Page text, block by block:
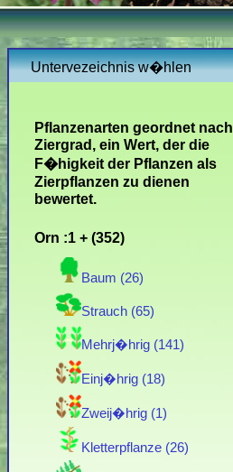
Untervezeichnis w�hlen
Pflanzenarten geordnet nach
Ziergrad, ein Wert, der die
F�higkeit der Pflanzen als
Zierpflanzen zu dienen
bewertet.
Orn :1 + (352)
Baum (26)
Strauch (65)
Mehrj�hrig (141)
Einj�hrig (18)
Zweij�hrig (1)
Kletterpflanze (26)